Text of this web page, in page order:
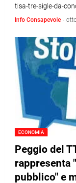
tisa-tre-sigle-da-
Info Consapevole -
ECONOMIA
Peggio del
rappresenta
pubblico" e